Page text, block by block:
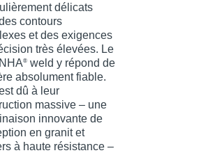
délicats
contours
et des exigences
très élevées. Le
®weld y répond de
absolument fiable.
dû à leur
massive – une
innovante de
en granit et
à haute résistance –